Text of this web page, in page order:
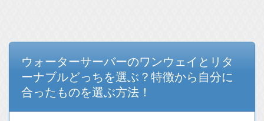
ウォーターサーバーのワンウェイとリタ
ーナブルどっちを選ぶ？特徴から自分に
合ったものを選ぶ方法！